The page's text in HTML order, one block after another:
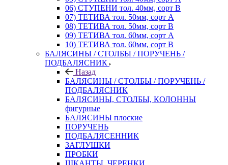
06) СТУПЕНИ тол. 40мм, сорт В
07) ТЕТИВА тол. 50мм, сорт А
08) ТЕТИВА тол. 50мм, сорт В
09) ТЕТИВА тол. 60мм, сорт А
10) ТЕТИВА тол. 60мм, сорт В
БАЛЯСИНЫ / СТОЛБЫ / ПОРУЧЕНЬ /
ПОДБАЛЯСНИК
Назад
БАЛЯСИНЫ / СТОЛБЫ / ПОРУЧЕНЬ /
ПОДБАЛЯСНИК
БАЛЯСИНЫ, СТОЛБЫ, КОЛОННЫ
фигурные
БАЛЯСИНЫ плоские
ПОРУЧЕНЬ
ПОДБАЛЯСЕННИК
ЗАГЛУШКИ
ПРОБКИ
ШКАНТЫ, ЧЕРЕНКИ